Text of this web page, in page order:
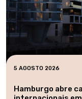
5 AGOSTO 2026
Hamburgo abre